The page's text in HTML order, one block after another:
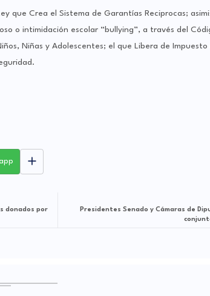
que Crea el Sistema de Garantías Reciprocas;
o intimidación escolar “bullying”, a través del
Niñas y Adolescentes; el que Libera de
Presidentes Senado y Cámaras de
donados por